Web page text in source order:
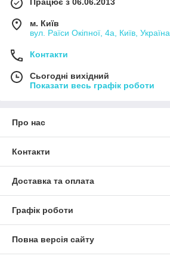
м. Київ
вул. Раїси Окіпної, 4а, Київ, Україна
Контакти
Сьогодні вихідний
Показати весь графік роботи
Про нас
Контакти
Доставка та оплата
Графік роботи
Повна версія сайту